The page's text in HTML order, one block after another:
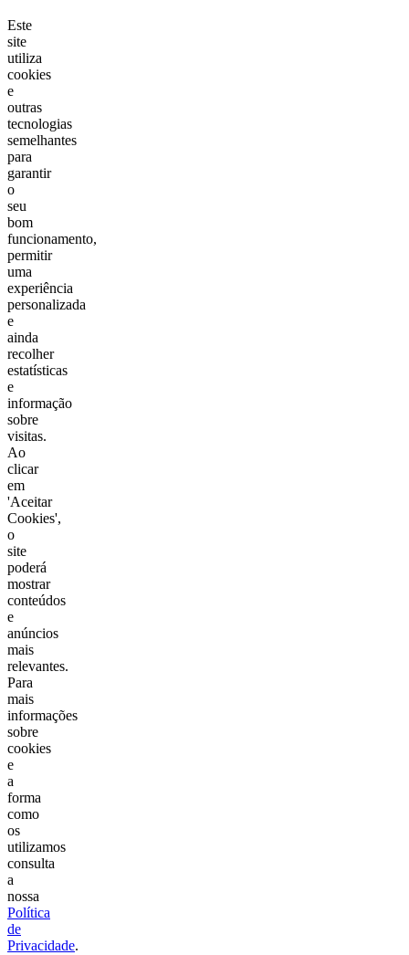
Este
site
utiliza
cookies
e
outras
tecnologias
semelhantes
para
garantir
o
seu
bom
funcionamento,
permitir
uma
experiência
personalizada
e
ainda
recolher
estatísticas
e
informação
sobre
visitas.
Ao
clicar
em
'Aceitar
Cookies',
o
site
poderá
mostrar
conteúdos
e
anúncios
mais
relevantes.
Para
mais
informações
sobre
cookies
e
a
forma
como
os
utilizamos
consulta
a
nossa
Política
de
Privacidade.